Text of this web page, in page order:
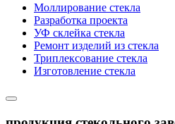
Моллирование стекла
Разработка проекта
УФ склейка стекла
Ремонт изделий из стекла
Триплексование стекла
Изготовление стекла